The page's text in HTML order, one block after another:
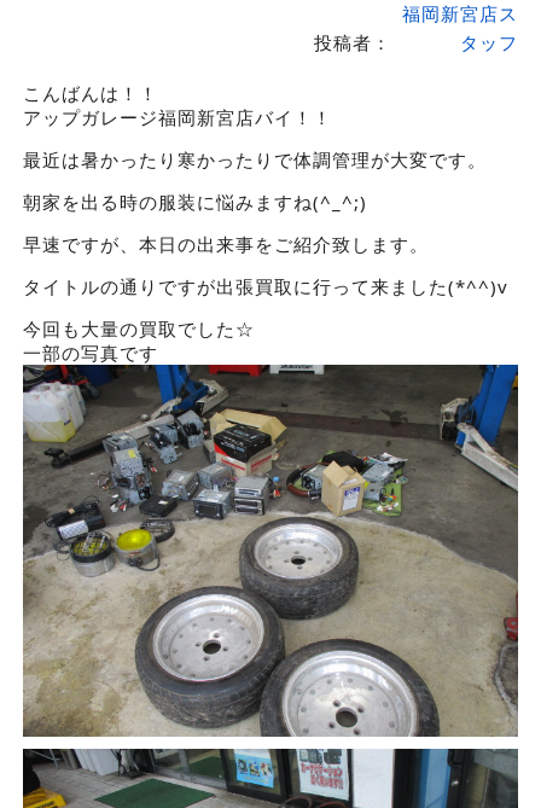
投稿者：
福岡新宮店ス
タッフ
こんばんは！！
アップガレージ福岡新宮店バイ！！
最近は暑かったり寒かったりで体調管理が大変です。
朝家を出る時の服装に悩みますね(^_^;)
早速ですが、本日の出来事をご紹介致します。
タイトルの通りですが出張買取に行って来ました(*^^)v
今回も大量の買取でした☆
一部の写真です